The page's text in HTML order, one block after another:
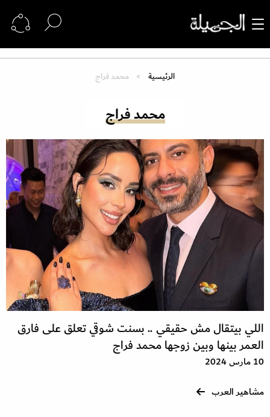
الرئيسية محمد فراج
محمد فراج
اللي بيتقال مش حقيقي .. بسنت شوقي تعلق على فارق
العمر بينها وبين زوجها محمد فراج
10 مارس 2024
مشاهير العرب